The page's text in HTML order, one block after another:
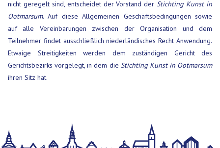
nicht geregelt sind, entscheidet der Vorstand der Stichting Kunst in
Ootmarsum. Auf diese Allgemeinen Geschäftsbedingungen sowie
auf alle Vereinbarungen zwischen der Organisation und dem
Teilnehmer findet ausschließlich niederländisches Recht Anwendung.
Etwaige Streitigkeiten werden dem zuständigen Gericht des
Gerichtsbezirks vorgelegt, in dem die Stichting Kunst in Ootmarsum
ihren Sitz hat.